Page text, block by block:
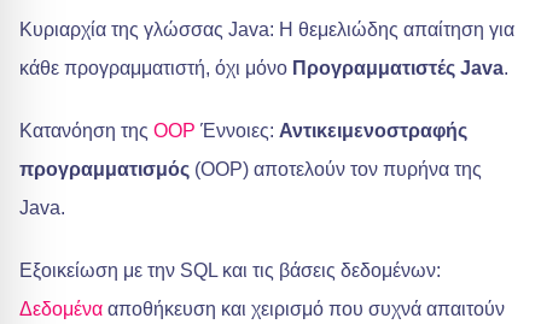
Κυριαρχία της γλώσσας Java: Η θεμελιώδης απαίτηση για
κάθε προγραμματιστή, όχι μόνο Προγραμματιστές Java.
Κατανόηση της OOP Έννοιες: Αντικειμενοστραφής
προγραμματισμός (OOP) αποτελούν τον πυρήνα της
Java.
Εξοικείωση με την SQL και τις βάσεις δεδομένων:
Δεδομένα αποθήκευση και χειρισμό που συχνά απαιτούν